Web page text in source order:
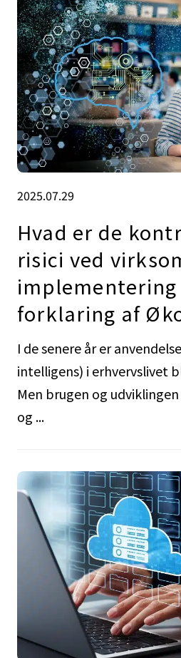
2025.07.29
Hvad er de
risici ved
implementering
forklaring af
I de senere år er
intelligens) i erhvervslivet
Men brugen og
og ...